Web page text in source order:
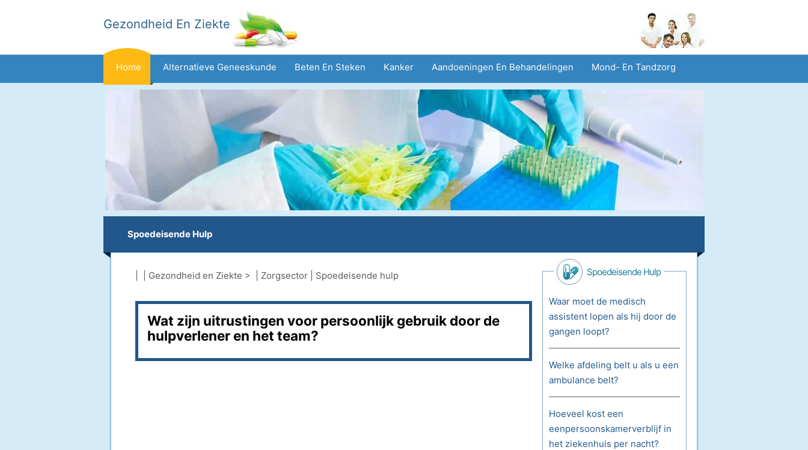
Gezondheid En Ziekte
Home Alternatieve Geneeskunde Beten En Steken Kanker Aandoeningen En Behandelingen Mond- En Tandzorg
Gezinsgezondheid Geestelijke Gezondheid Volksgezondheid En Veiligheid
Spoedeisende Hulp
Gezondheid en Ziekte > | Zorgsector Spoedeisende hulp
Wat zijn uitrustingen voor persoonlijk gebruik door de
hulpverlener en het team?
Spoedeisende Hulp
Waar moet de medisch
assistent lopen als hij door de
gangen loopt?
Welke afdeling belt u als u een
ambulance belt?
Hoeveel kost een
eenpersoonskamerverblijf in
het ziekenhuis per nacht?